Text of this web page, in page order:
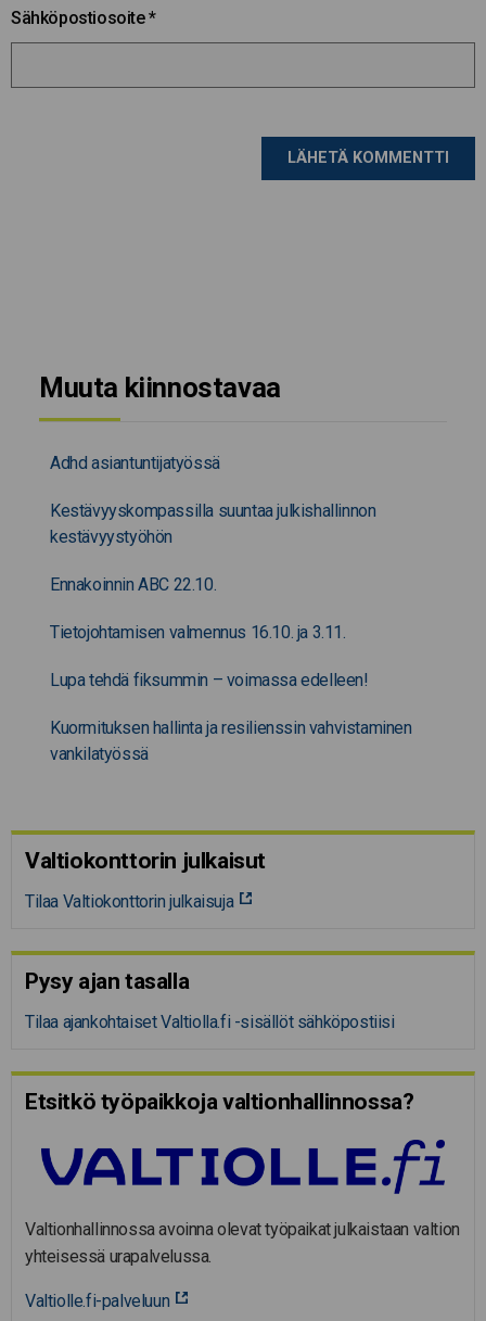
Sähköpostiosoite*
Muuta kiinnostavaa
Adhd asiantuntijatyössä
Kestävyyskompassilla suuntaa julkishallinnon
kestävyystyöhön
Ennakoinnin ABC 22.10.
Tietojohtamisen valmennus 16.10. ja 3.11.
Lupa tehdä fiksummin – voimassa edelleen!
Kuormituksen hallinta ja resilienssin vahvistaminen
vankilatyössä
Valtiokonttorin julkaisut
Tilaa Valtiokonttorin julkaisuja
Pysy ajan tasalla
Tilaa ajankohtaiset Valtiolla.fi -sisällöt sähköpostiisi
Etsitkö työpaikkoja valtion­hal­lin­nossa?
Valtionhallinnossa avoinna olevat työpaikat julkaistaan valtion
yhteisessä urapalvelussa.
Valtiolle.fi-palveluun